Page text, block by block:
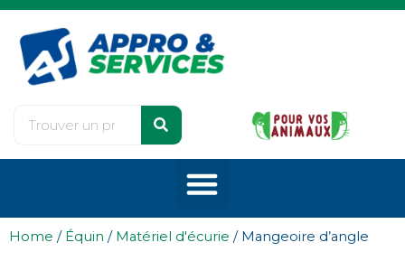
Home / Équin / Matériel d'écurie / Mangeoire d’angle